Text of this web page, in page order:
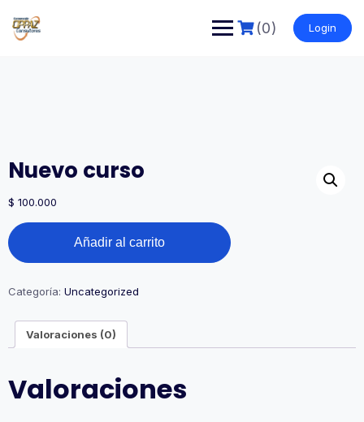
contenido
(0) Login
Nuevo curso
$ 100.000
Nuevo
curso
cantidad
Añadir al carrito
Categoría: Uncategorized
Valoraciones (0)
Valoraciones